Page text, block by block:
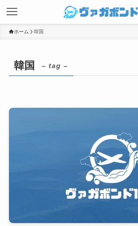
ホーム 韓国
韓国 – tag –